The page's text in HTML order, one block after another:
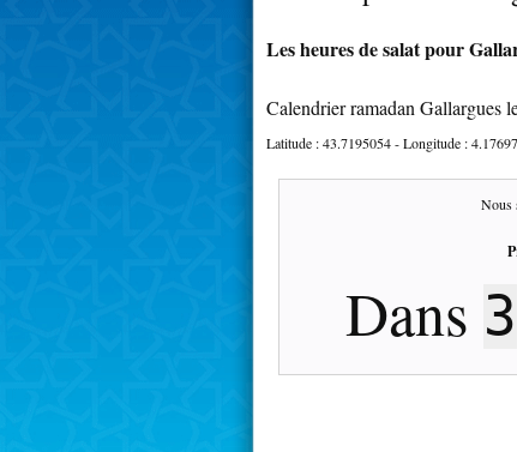
Les heures de salat pour
Calendrier ramadan Gallargues
Latitude :43.7195054- Longitude :
Nous
Dans 3